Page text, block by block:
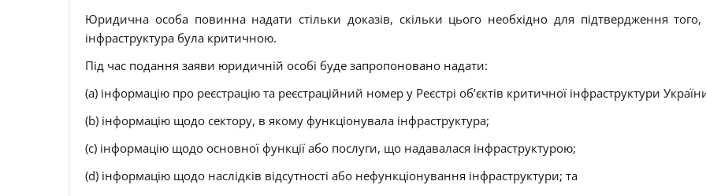
Юридична особа повинна надати стільки доказів, скільки цього необхідно для підтвердження того,
інфраструктура була критичною.
Під час подання заяви юридичній особі буде запропоновано надати:
(a) інформацію про реєстрацію та реєстраційний номер у Реєстрі об’єктів критичної інфраструктури
(b) інформацію щодо сектору, в якому функціонувала інфраструктура;
(c) інформацію щодо основної функції або послуги, що надавалася інфраструктурою;
(d) інформацію щодо наслідків відсутності або нефункціонування інфраструктури; та